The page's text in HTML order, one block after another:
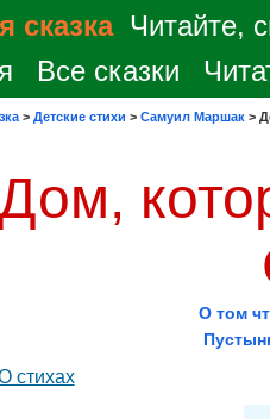
сказка Читайте,
Все сказки
> Детские стихи > Самуил Маршак >
О том
стихах